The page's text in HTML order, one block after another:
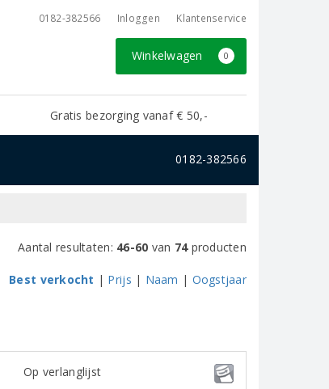
0182-382566 Inloggen Klantenservice
Winkelwagen 0
Gratis bezorging vanaf € 50,-
0182-382566
Aantal resultaten: 46-60 van 74producten
Best verkocht | Prijs | Naam | Oogstjaar
Op verlanglijst